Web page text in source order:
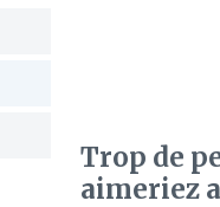
Trop de
aimeriez